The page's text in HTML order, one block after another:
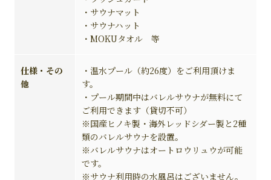
・サウナマット
・サウナハット
・MOKUタオル 等
仕様・その
他
・温水プール（約26度）をご利用頂けま
す。
・プール期間中はバレルサウナが無料にて
ご利用できます（貸切不可）
※国産ヒノキ製・海外レッドシダー製と2種
類のバレルサウナを設置。
※バレルサウナはオートロウリュウが可能
です。
※サウナ利用時の水風呂はございません。